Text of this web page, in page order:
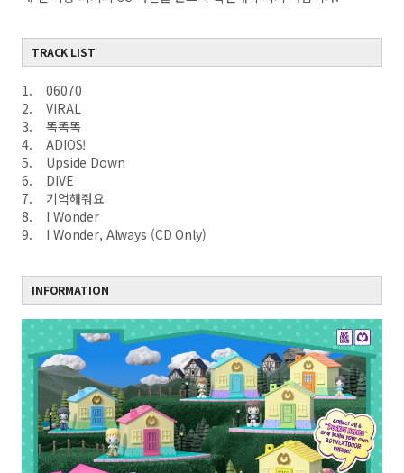
TRACK LIST
1. 06070
2. VIRAL
3. 똑똑똑
4. ADIOS!
5. Upside Down
6. DIVE
7. 기억해줘요
8. I Wonder
9. I Wonder, Always (CD Only)
INFORMATION